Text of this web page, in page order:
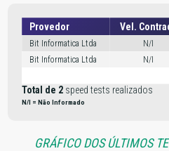
Provedor Vel.
Bit Informatica Ltda N/I
Bit Informatica Ltda
N/I
Total de 2 speed tests realizados
N/I = Não Informado
GRÁFICO DOS ÚLTIMOS